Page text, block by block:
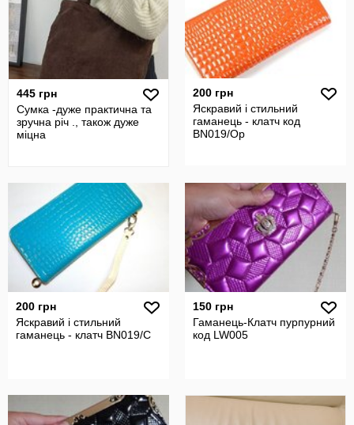
445 грн
Сумка -дуже практична та
зручна річ ., також дуже
міцна
200 грн
Яскравий і стильний
гаманець - клатч код
BN019/Ор
200 грн
Яскравий і стильний
гаманець - клатч BN019/С
150 грн
Гаманець-Клатч пурпурний
код LW005